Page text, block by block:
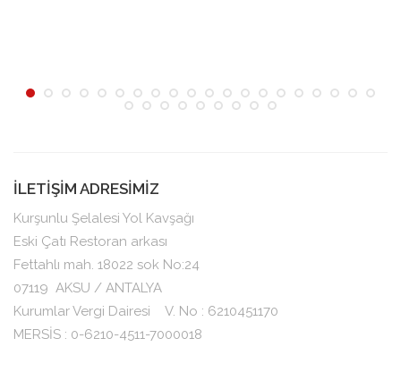
İLETİŞİM ADRESİMİZ
Kurşunlu Şelalesi Yol Kavşağı
Eski Çatı Restoran arkası
Fettahlı mah. 18022 sok No:24
07119 AKSU / ANTALYA
Kurumlar Vergi Dairesi V. No : 6210451170
MERSİS : 0-6210-4511-7000018